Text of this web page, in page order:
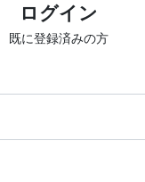
ログイン
既に登録済みの方